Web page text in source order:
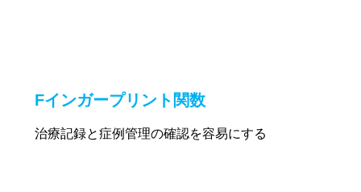
Fインガープリント関数
治療記録と症例管理の確認を容易にする